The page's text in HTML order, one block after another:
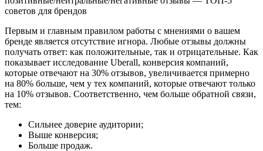
Первым и главным правилом работы с мнениями о вашем
бренде является отсутствие игнора. Любые отзывы должны
получать ответ: как положительные, так и отрицательные. Как
показывает исследование Uberall, конверсия компаний,
которые отвечают на 30% отзывов, увеличивается примерно
на 80% больше, чем у тех компаний, которые отвечают только
на 10% отзывов. Соответственно, чем больше обратной связи,
тем:
Сильнее доверие аудитории;
Выше конверсия;
Больше продаж.